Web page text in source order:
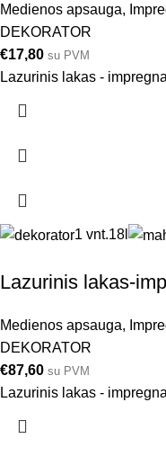
Medienos apsauga,
DEKORATOR
€17,80 su PVM
Lazurinis lakas -
1 vnt.18l
Lazurinis lakas-
Medienos apsauga,
DEKORATOR
€87,60 su PVM
Lazurinis lakas -